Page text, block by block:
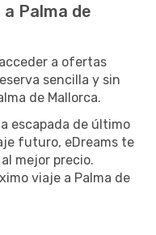
Palma de
a ofertas
sencilla y sin
de Mallorca.
escapada de último
futuro, eDreams te
mejor precio.
viaje a Palma de